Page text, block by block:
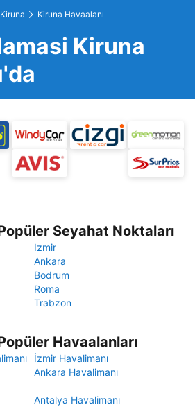
Kiruna Kiruna Havaalanı
Kiruna
Seyahat Noktaları
Izmir
Ankara
Bodrum
Roma
Trabzon
Havaalanları
İzmir Havalimanı
Ankara Havalimanı
Antalya Havalimanı